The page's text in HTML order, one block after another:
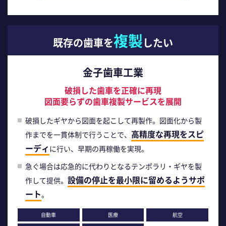
既存の歯車を複製したい
金子歯車工業
破損した歯車を正確に再現
図面要らずの歯車複製サービスを展開
破損したギヤから図面を起こして再製作。図面化から製
作までを一貫体制で行うことで、 高精度な再現をスピ
ーディ に行い、早期の再稼働を実現。
急ぐ場合は応急的に代わりとなるテンポラリ・ギヤを製
作して提供。 設備の停止を最小限に留めるようサポ
ート。
自動車 医療
航空